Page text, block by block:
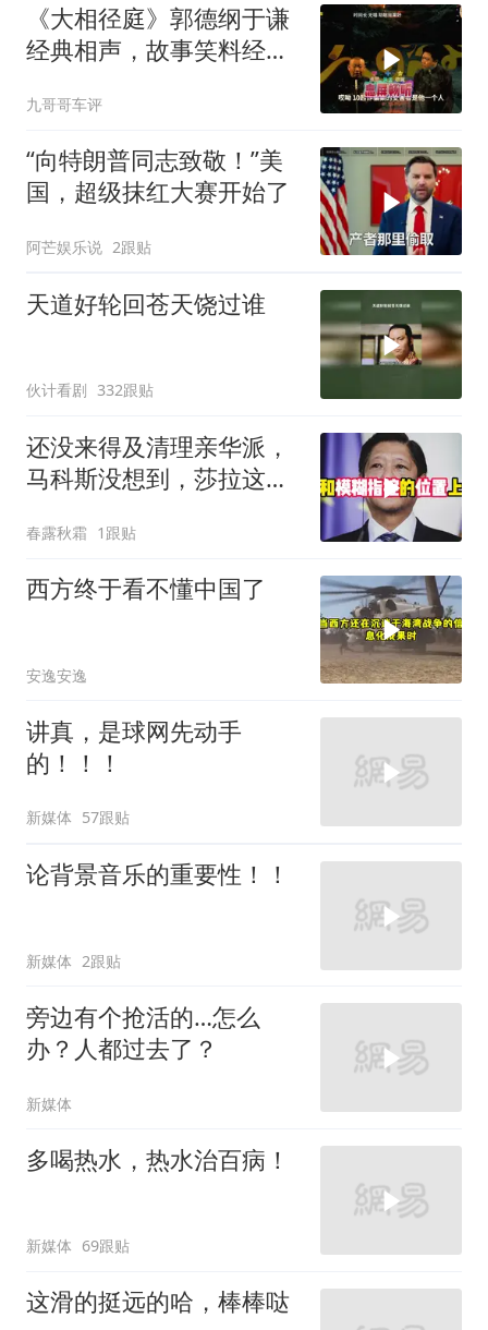
《大相径庭》郭德纲于谦
经典相声，故事笑料经典
九哥哥车评
“向特朗普同志致敬！”美
国，超级抹红大赛开始了
阿芒娱乐说 2跟贴
天道好轮回苍天饶过谁
伙计看剧 332跟贴
还没来得及清理亲华派，
马科斯没想到，莎拉这次
春露秋霜 1跟贴
西方终于看不懂中国了
安逸安逸
讲真，是球网先动手
的！！！
新媒体 57跟贴
论背景音乐的重要性！！
新媒体 2跟贴
旁边有个抢活的…怎么
办？人都过去了？
新媒体
多喝热水，热水治百病！
新媒体 69跟贴
这滑的挺远的哈，棒棒哒